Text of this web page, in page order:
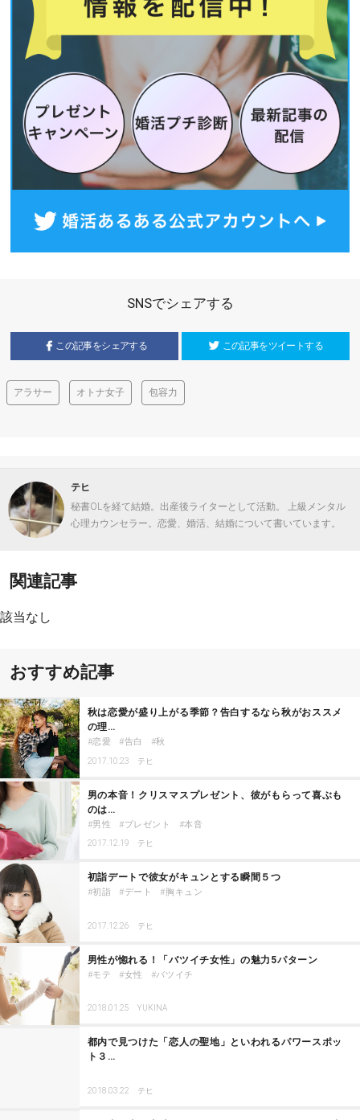
SNSでシェアする
この記事をシェアする この記事をツイートする
アラサー オトナ女子 包容力
テヒ
秘書OLを経て結婚。出産後ライターとして活動。 上級メンタル
心理カウンセラー。恋愛、婚活、結婚について書いています。
関連記事
該当なし
おすすめ記事
秋は恋愛が盛り上がる季節？告白するなら秋がおススメ
の理…
恋愛 告白 秋
2017.10.23 テヒ
男の本音！クリスマスプレゼント、彼がもらって喜ぶも
のは…
男性 プレゼント 本音
2017.12.19 テヒ
初詣デートで彼女がキュンとする瞬間５つ
初詣 デート 胸キュン
2017.12.26 テヒ
男性が惚れる！「バツイチ女性」の魅力5パターン
モテ 女性 バツイチ
2018.01.25 YUKINA
都内で見つけた「恋人の聖地」といわれるパワースポッ
ト３…
2018.03.22 テヒ